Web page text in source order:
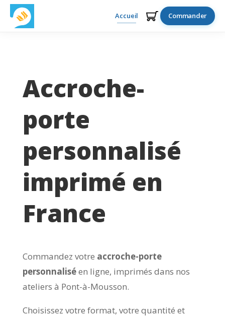
Accueil Commander
Accroche-
porte
personnalisé
imprimé en
France
Commandez votre accroche-porte
personnaliséen ligne, imprimés dans nos
ateliers à Pont-à-Mousson.
Choisissez votre format, votre quantité et